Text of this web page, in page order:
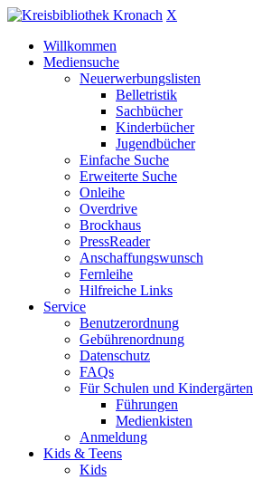
X
Willkommen
Mediensuche
Neuerwerbungslisten
Belletristik
Sachbücher
Kinderbücher
Jugendbücher
Einfache Suche
Erweiterte Suche
Onleihe
Overdrive
Brockhaus
PressReader
Anschaffungswunsch
Fernleihe
Hilfreiche Links
Service
Benutzerordnung
Gebührenordnung
Datenschutz
FAQs
Für Schulen und Kindergärten
Führungen
Medienkisten
Anmeldung
Kids & Teens
Kids